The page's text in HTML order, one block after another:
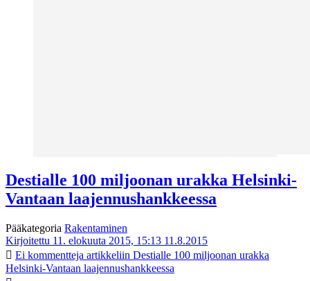
Destialle 100 miljoonan urakka Helsinki-
Vantaan laajennushankkeessa
Pääkategoria Rakentaminen
Kirjoitettu 11. elokuuta 2015, 15:13 11.8.2015
Ei kommentteja artikkeliin Destialle 100 miljoonan urakka
Helsinki-Vantaan laajennushankkeessa